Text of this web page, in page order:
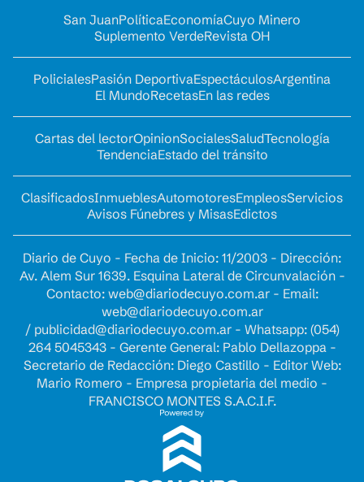
San JuanPolíticaEconomíaCuyo Minero
Suplemento VerdeRevista OH
PolicialesPasión DeportivaEspectáculosArgentina
El MundoRecetasEn las redes
Cartas del lectorOpinionSocialesSaludTecnología
TendenciaEstado del tránsito
ClasificadosInmueblesAutomotoresEmpleosServicios
Avisos Fúnebres y MisasEdictos
Diario de Cuyo - Fecha de Inicio: 11/2003 - Dirección:
Av. Alem Sur 1639. Esquina Lateral de Circunvalación -
Contacto: web@diariodecuyo.com.ar- Email:
web@diariodecuyo.com.ar
/ publicidad@diariodecuyo.com.ar- Whatsapp: (054)
264 5045343 - Gerente General: Pablo Dellazoppa -
Secretario de Redacción: Diego Castillo - Editor Web:
Mario Romero - Empresa propietaria del medio -
FRANCISCO MONTES S.A.C.I.F.